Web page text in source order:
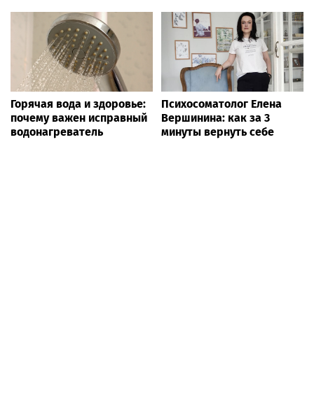
Горячая вода и здоровье:
почему важен исправный
водонагреватель
Психосоматолог Елена
Вершинина: как за 3
минуты вернуть себе